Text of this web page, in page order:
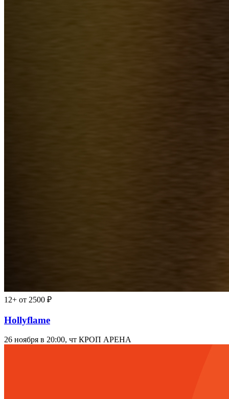
12+ от 2500 ₽
Hollyflame
26 ноября в 20:00, чт КРОП АРЕНА